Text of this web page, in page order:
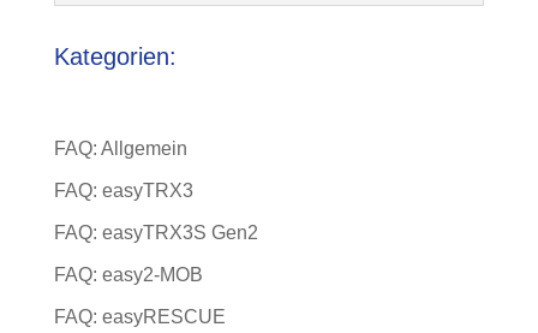
Kategorien:
FAQ: Allgemein
FAQ: easyTRX3
FAQ: easyTRX3S Gen2
FAQ: easy2-MOB
FAQ: easyRESCUE